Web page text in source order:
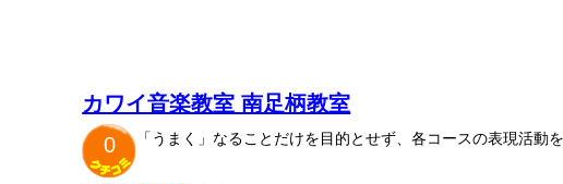
カワイ音楽教室 南足柄教室
0
「うまく」なることだけを目的とせず、各コースの表現活動